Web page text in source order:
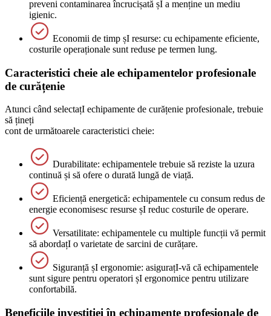
preveni contaminarea încrucișată șI a menține un mediu
igienic.
Economii de timp șI resurse: cu echipamente eficiente,
costurile operaționale sunt reduse pe termen lung.
Caracteristici cheie ale echipamentelor profesionale
de curățenie
Atunci când selectațI echipamente de curățenie profesionale, trebuie
să țineți
cont de următoarele caracteristici cheie:
Durabilitate: echipamentele trebuie să reziste la uzura
continuă și să ofere o durată lungă de viață.
Eficiență energetică: echipamentele cu consum redus de
energie economisesc resurse șI reduc costurile de operare.
Versatilitate: echipamentele cu multiple funcții vă permit
să abordațI o varietate de sarcini de curățare.
Siguranță șI ergonomie: asigurațI-vă că echipamentele
sunt sigure pentru operatori șI ergonomice pentru utilizare
confortabilă.
Beneficiile investiției în echipamente profesionale de